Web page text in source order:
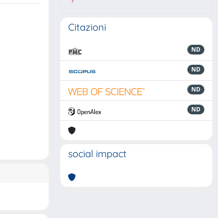
Citazioni
ND
ND
ND
ND
social impact